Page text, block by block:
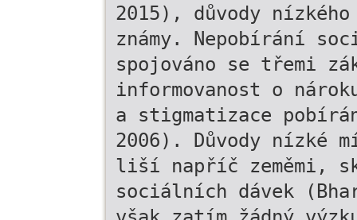
2015), důvody
známy. Nepobírání
spojováno se třemi
informovanost o
a stigmatizace
2006). Důvody nízké
liší napříč zeměmi,
sociálních dávek